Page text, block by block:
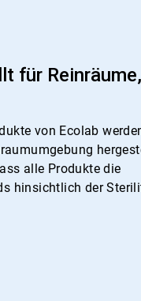
für
von Ecolab
alle Produkte die
hinsichtlich der